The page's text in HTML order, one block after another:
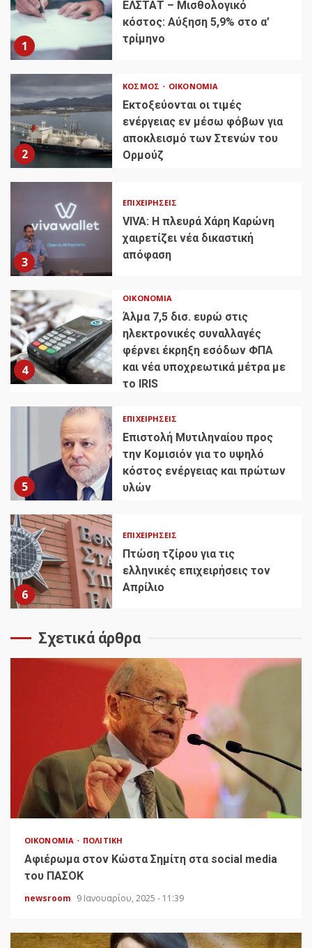
1
ΕΛΣΤΑΤ – Μισθολογικό
κόστος: Αύξηση 5,9% στο α’
τρίμηνο
2
ΚΌΣΜΟΣ ΟΙΚΟΝΟΜΊΑ
Εκτοξεύονται οι τιμές
ενέργειας εν μέσω φόβων για
αποκλεισμό των Στενών του
Ορμούζ
3
ΕΠΙΧΕΙΡΉΣΕΙΣ
VIVA: Η πλευρά Χάρη Καρώνη
χαιρετίζει νέα δικαστική
απόφαση
4
ΟΙΚΟΝΟΜΊΑ
Άλμα 7,5 δισ. ευρώ στις
ηλεκτρονικές συναλλαγές
φέρνει έκρηξη εσόδων ΦΠΑ
και νέα υποχρεωτικά μέτρα με
το IRIS
5
ΕΠΙΧΕΙΡΉΣΕΙΣ
Επιστολή Μυτιληναίου προς
την Κομισιόν για το υψηλό
κόστος ενέργειας και πρώτων
υλών
6
ΕΠΙΧΕΙΡΉΣΕΙΣ
Πτώση τζίρου για τις
ελληνικές επιχειρήσεις τον
Απρίλιο
Σχετικά άρθρα
ΟΙΚΟΝΟΜΊΑ ΠΟΛΙΤΙΚΉ
Αφιέρωμα στον Κώστα Σημίτη στα social media
του ΠΑΣΟΚ
newsroom 9 Ιανουαρίου, 2025 - 11:39